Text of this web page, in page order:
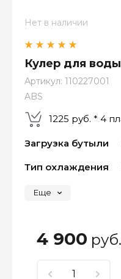
Нет в наличии
Кулер для
Артикул: 110227001
ABS
1225 руб. * 4
Платеж
Загрузка бутыли
Тип охлаждения
Еще
4 900 руб.
Оплатите